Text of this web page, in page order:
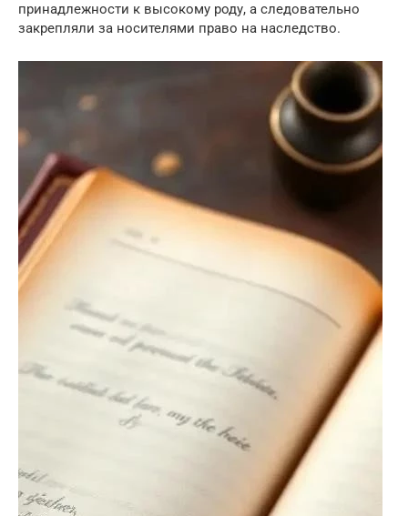
принадлежности к высокому роду, а следовательно
закрепляли за носителями право на наследство.